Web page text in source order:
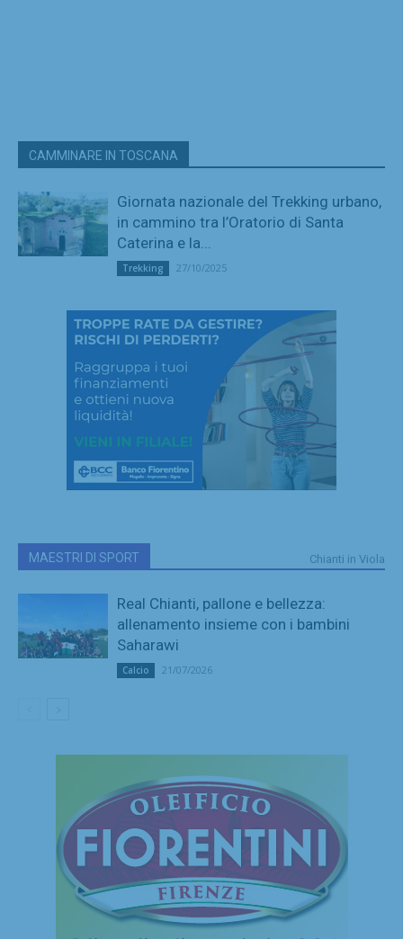
CAMMINARE IN TOSCANA
Giornata nazionale del Trekking urbano,
in cammino tra l’Oratorio di Santa
Caterina e la...
Trekking 27/10/2025
MAESTRI DI SPORT Chianti in Viola
Real Chianti, pallone e bellezza:
allenamento insieme con i bambini
Saharawi
Calcio 21/07/2026